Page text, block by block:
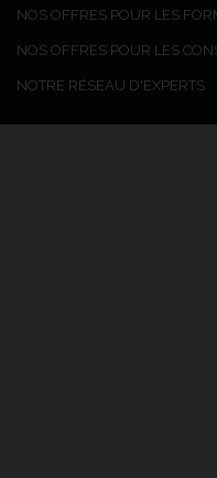
NOS OFFRES POUR LES
NOS OFFRES POUR LES
NOTRE RÉSEAU D'EXPERTS